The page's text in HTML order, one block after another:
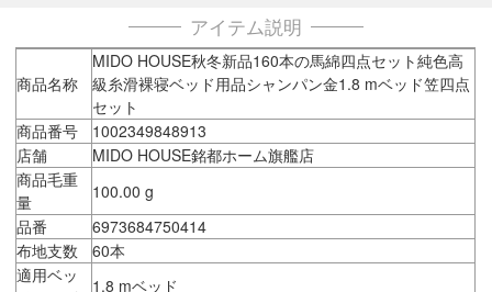
アイテム説明
商品名称
MIDO HOUSE秋冬新品160本の馬綿四点セット純色高
級糸滑裸寝ベッド用品シャンパン金1.8 mベッド笠四点
セット
商品番号
1002349848913
店舗
MIDO HOUSE銘都ホーム旗艦店
商品毛重
量
100.00 g
品番
6973684750414
布地支数
60本
適用ベッ
1.8 mベッド